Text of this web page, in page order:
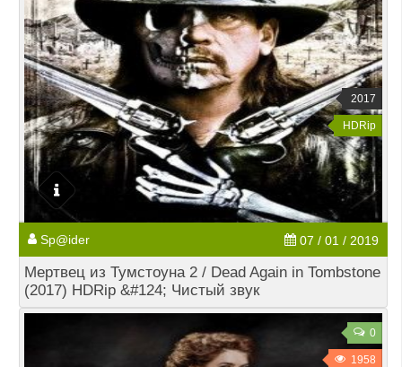
2017
HDRip
Sp@ider 07 / 01 / 2019
Мертвец из Тумстоуна 2 / Dead Again in Tombstone
(2017) HDRip &#124; Чистый звук
0
1958